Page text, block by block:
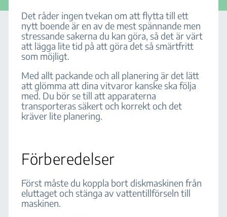
Det råder ingen tvekan om att flytta till ett
nytt boende är en av de mest spännande men
stressande sakerna du kan göra, så det är värt
att lägga lite tid på att göra det så smärtfritt
som möjligt.
Med allt packande och all planering är det lätt
att glömma att dina vitvaror kanske ska följa
med. Du bör se till att apparaterna
transporteras säkert och korrekt och det
kräver lite planering.
Förberedelser
Först måste du koppla bort diskmaskinen från
eluttaget och stänga av vattentillförseln till
maskinen.